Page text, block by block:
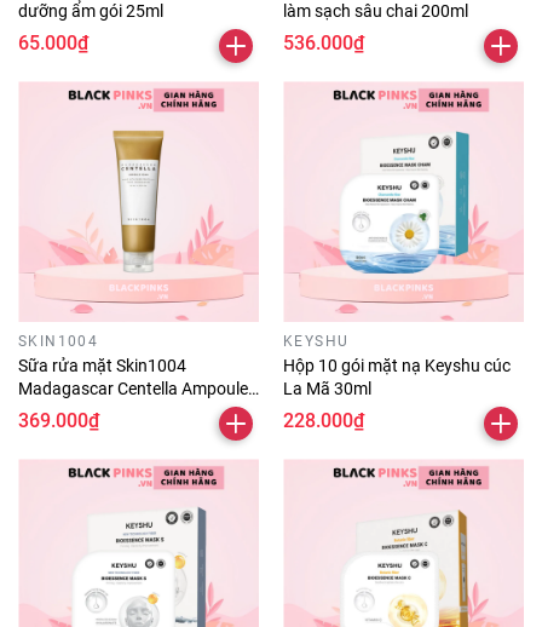
dưỡng ẩm gói 25ml
65.000₫
làm sạch sâu chai 200ml
536.000₫
SKIN1004
Sữa rửa mặt Skin1004
Madagascar Centella Ampoule
Foam 125ml
369.000₫
KEYSHU
Hộp 10 gói mặt nạ Keyshu cúc
La Mã 30ml
228.000₫